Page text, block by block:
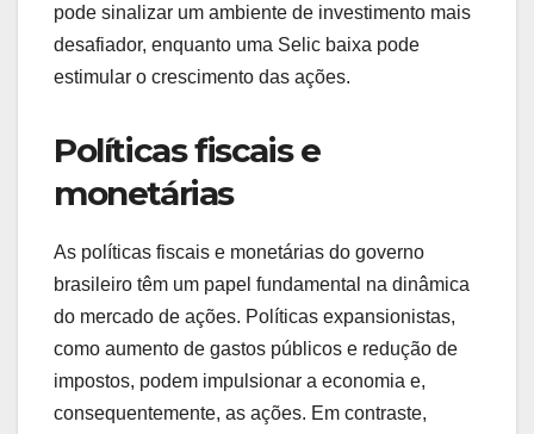
pode sinalizar um ambiente de investimento mais
desafiador, enquanto uma Selic baixa pode
estimular o crescimento das ações.
Políticas fiscais e
monetárias
As políticas fiscais e monetárias do governo
brasileiro têm um papel fundamental na dinâmica
do mercado de ações. Políticas expansionistas,
como aumento de gastos públicos e redução de
impostos, podem impulsionar a economia e,
consequentemente, as ações. Em contraste,